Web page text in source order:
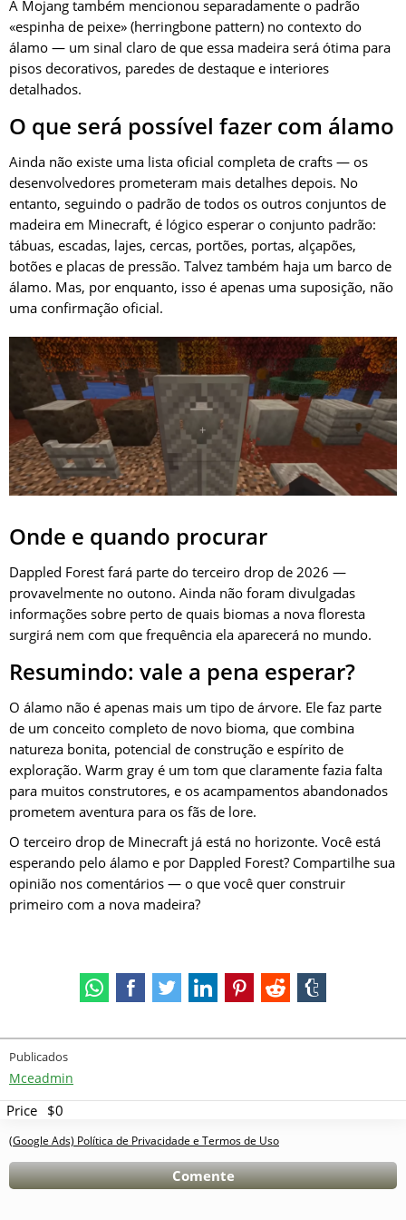
A Mojang também mencionou separadamente o padrão
«espinha de peixe» (herringbone pattern) no contexto do
álamo — um sinal claro de que essa madeira será ótima para
pisos decorativos, paredes de destaque e interiores
detalhados.
O que será possível fazer com álamo
Ainda não existe uma lista oficial completa de crafts — os
desenvolvedores prometeram mais detalhes depois. No
entanto, seguindo o padrão de todos os outros conjuntos de
madeira em Minecraft, é lógico esperar o conjunto padrão:
tábuas, escadas, lajes, cercas, portões, portas, alçapões,
botões e placas de pressão. Talvez também haja um barco de
álamo. Mas, por enquanto, isso é apenas uma suposição, não
uma confirmação oficial.
Onde e quando procurar
Dappled Forest fará parte do terceiro drop de 2026 —
provavelmente no outono. Ainda não foram divulgadas
informações sobre perto de quais biomas a nova floresta
surgirá nem com que frequência ela aparecerá no mundo.
Resumindo: vale a pena esperar?
O álamo não é apenas mais um tipo de árvore. Ele faz parte
de um conceito completo de novo bioma, que combina
natureza bonita, potencial de construção e espírito de
exploração. Warm gray é um tom que claramente fazia falta
para muitos construtores, e os acampamentos abandonados
prometem aventura para os fãs de lore.
O terceiro drop de Minecraft já está no horizonte. Você está
esperando pelo álamo e por Dappled Forest? Compartilhe sua
opinião nos comentários — o que você quer construir
primeiro com a nova madeira?
Publicados
Mceadmin
Price $0
(Google Ads) Política de Privacidade e Termos de Uso
Comente